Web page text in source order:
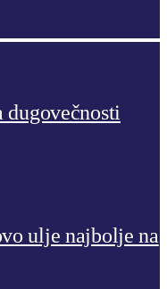
ulje najbolje na